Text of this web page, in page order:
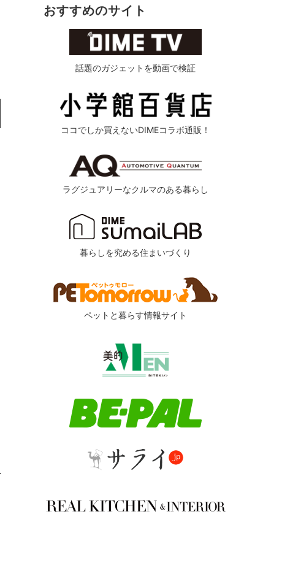
おすすめのサイト
話題のガジェットを動画で検証
ココでしか買えないDIMEコラボ通販！
ラグジュアリーなクルマのある暮らし
暮らしを究める住まいづくり
ペットと暮らす情報サイト